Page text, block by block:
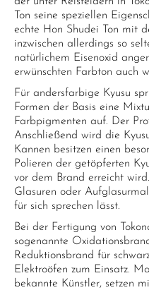
Ton seine speziellen
echte Hon Shudei Ton mit
inzwischen allerdings so
natürlichem Eisenoxid
erwünschten Farbton auch
Für andersfarbige Kyusu
Formen der Basis eine
Farbpigmenten auf. Der
Anschließend wird die
Kannen besitzen einen
Polieren der getöpferten
vor dem Brand erreicht
Glasuren oder
für sich sprechen lässt.
Bei der Fertigung von
sogenannte
Reduktionsbrand für
Elektroöfen zum Einsatz.
bekannte Künstler, setzen